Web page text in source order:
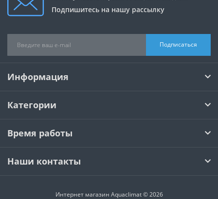
Подпишитесь на нашу рассылку
Подписаться
Информация
Категории
Время работы
Наши контакты
Интернет магазин Aquaclimat © 2026